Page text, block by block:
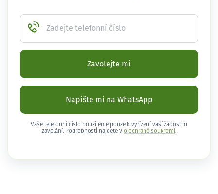
Zadejte telefonní číslo
Zavolejte mi
Napište mi na WhatsApp
Vaše telefonní číslo použijeme pouze k vyřízení vaší žádosti o
zavolání. Podrobnosti najdete v o ochraně soukromí .